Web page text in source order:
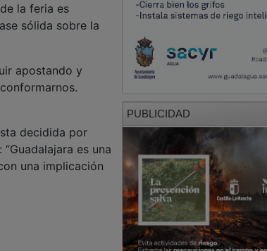
la feria es
sólida sobre la
apostando y
decidida por
es una
una implicación
PUBLICIDAD